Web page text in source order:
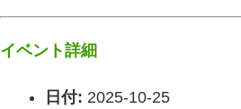
イベント詳細
日付: 2025-10-25